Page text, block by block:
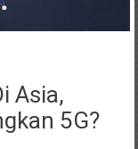
Asia,
5G?